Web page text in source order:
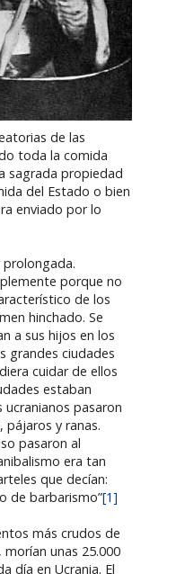
de las
toda la comida
sagrada propiedad
del Estado o bien
enviado por lo
prolongada.
porque no
de los
hinchado. Se
a sus hijos en los
grandes ciudades
cuidar de ellos
estaban
ucranianos pasaron
y ranas.
pasaron al
era tan
que decían:
de barbarismo”[1]
más crudos de
morían unas 25.000
día en Ucrania. El